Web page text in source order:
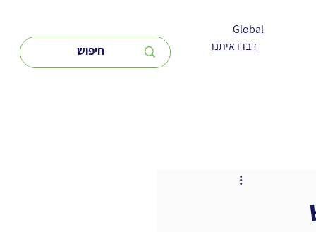
Global
דברו איתנו